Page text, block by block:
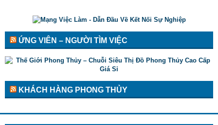
ỨNG VIÊN – NGƯỜI TÌM VIỆC
KHÁCH HÀNG PHONG THỦY